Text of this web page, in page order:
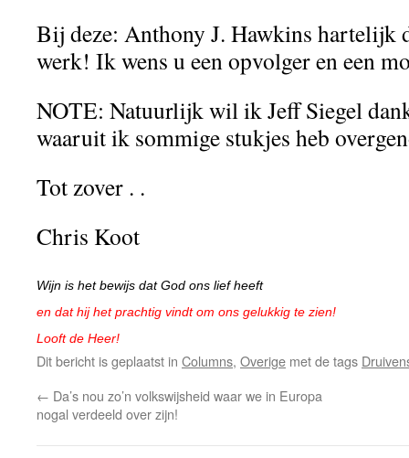
Bij deze: Anthony J. Hawkins hartelijk
werk! Ik wens u een opvolger en een
NOTE: Natuurlijk wil ik Jeff Siegel
waaruit ik sommige stukjes heb
Tot zover . .
Chris Koot
Wijn is het bewijs dat God ons lief heeft
en dat hij het prachtig vindt om ons gelukkig te zien!
Looft de Heer!
Dit bericht is geplaatst in Columns, Overige met de tags
← Da’s nou zo’n volkswijsheid waar we in Europa
nogal verdeeld over zijn!